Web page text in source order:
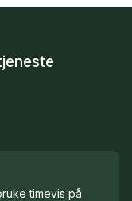
timevis på